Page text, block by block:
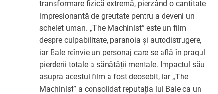
transformare fizică extremă, pierzând o cantitate
impresionantă de greutate pentru a deveni un
schelet uman. „The Machinist” este un film
despre culpabilitate, paranoia și autodistrugere,
iar Bale reînvie un personaj care se află în pragul
pierderii totale a sănătății mentale. Impactul său
asupra acestui film a fost deosebit, iar „The
Machinist” a consolidat reputația lui Bale ca un